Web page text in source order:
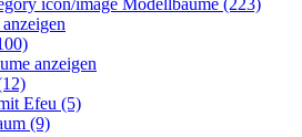
anzeigen
Efeu (5)
(9)